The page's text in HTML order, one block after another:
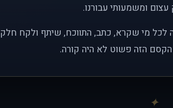
ומשמעותי עבורנו.
לכל מי שקרא, כתב, התווכח, שיתף ולקח חלק
הזה פשוט לא היה קורה.